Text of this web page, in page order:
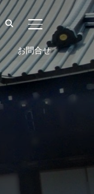
サイドバーと
お問合せ